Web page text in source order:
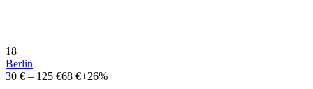
18
Berlin
30 € – 125 €68 €+26%